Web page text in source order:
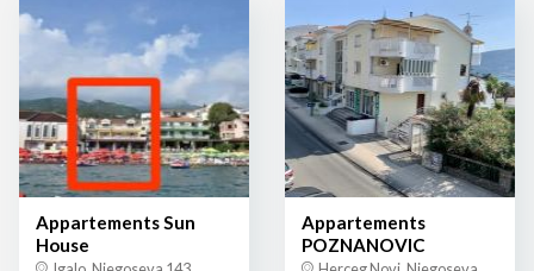
Appartements Sun
House
Appartements
POZNANOVIC